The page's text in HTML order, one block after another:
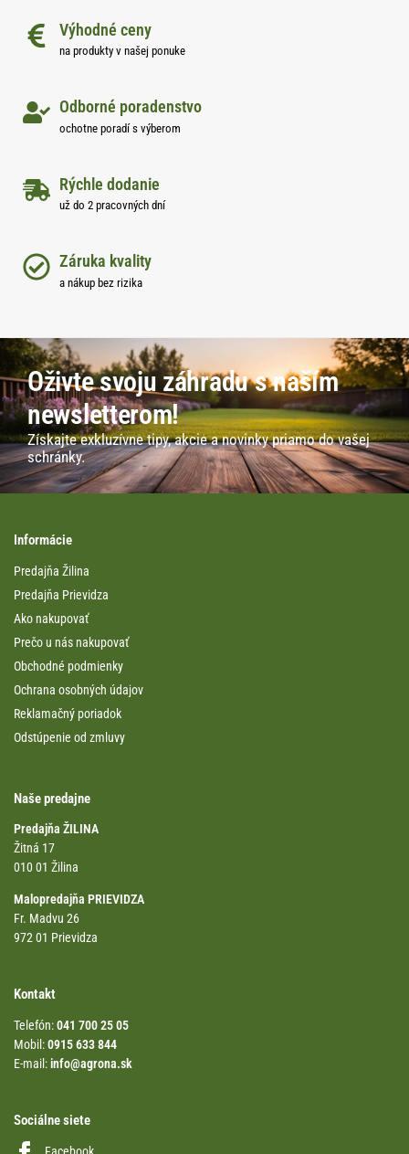
Výhodné ceny
na produkty v našej ponuke
Odborné poradenstvo
ochotne poradí s výberom
Rýchle dodanie
už do 2 pracovných dní
Záruka kvality
a nákup bez rizika
Oživte svoju záhradu s naším
newsletterom!
Získajte exkluzívne tipy, akcie a novinky priamo do vašej
schránky.
Informácie
Predajňa Žilina
Predajňa Prievidza
Ako nakupovať
Prečo u nás nakupovať
Obchodné podmienky
Ochrana osobných údajov
Reklamačný poriadok
Odstúpenie od zmluvy
Naše predajne
Predajňa ŽILINA
Žitná 17
010 01 Žilina
Malopredajňa PRIEVIDZA
Fr. Madvu 26
972 01 Prievidza
Kontakt
Telefón:041 700 25 05
Mobil:0915 633 844
E-mail:info@agrona.sk
Sociálne siete
Facebook